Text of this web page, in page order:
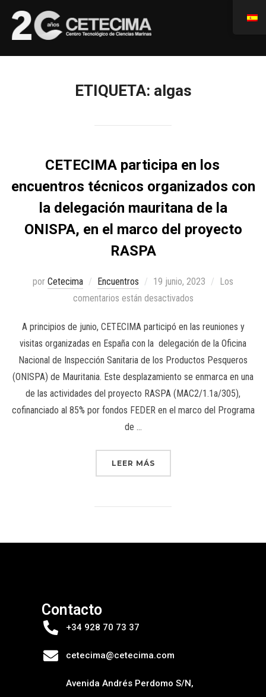
ETIQUETA: algas
CETECIMA participa en los
encuentros técnicos organizados con
la delegación mauritana de la
ONISPA, en el marco del proyecto
RASPA
por Cetecima Encuentros 19 junio, 2023
Los
comentarios están desactivados
A principios de junio, CETECIMA participó en las reuniones y
visitas organizadas en España con la delegación de la Oficina
Nacional de Inspección Sanitaria de los Productos Pesqueros
(ONISPA) de Mauritania. Este desplazamiento se enmarca en una
de las actividades del proyecto RASPA (MAC2/1.1a/305),
cofinanciado al 85% por fondos FEDER en el marco del Programa
de …
LEER MÁS
Contacto
+34 928 70 73 37
cetecima@cetecima.com
Avenida Andrés Perdomo S/N,